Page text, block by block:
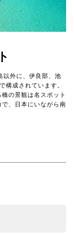
定休
以外に、伊良部、池
構成されています。
の景観は名スポット
、日本にいながら南